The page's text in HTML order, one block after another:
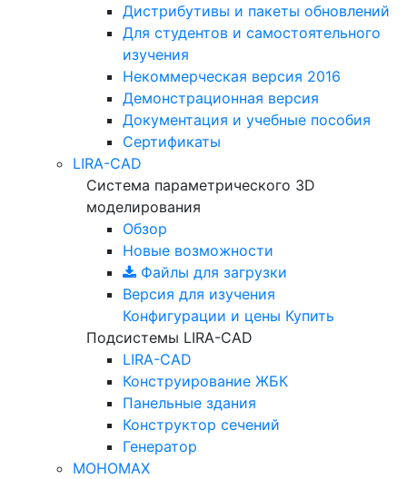
Дистрибутивы и пакеты обновлений
Для студентов и самостоятельного
изучения
Некоммерческая версия 2016
Демонстрационная версия
Документация и учебные пособия
Сертификаты
LIRA-CAD
Система параметрического 3D
моделирования
Обзор
Новые возможности
Файлы для загрузки
Версия для изучения
Конфигурации и цены Купить
Подсистемы LIRA-CAD
LIRA-CAD
Конструирование ЖБК
Панельные здания
Конструктор сечений
Генератор
МОНОМАХ